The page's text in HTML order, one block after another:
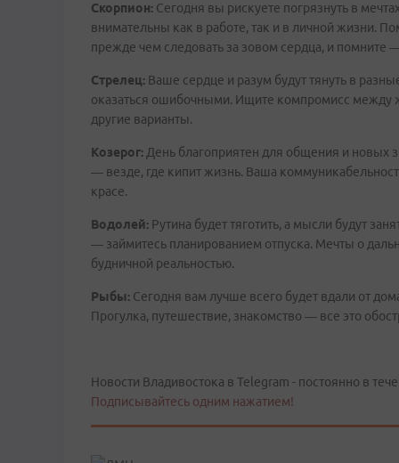
Скорпион: Сегодня вы рискуете погрязнуть в
внимательны как в работе, так и в личной жизни.
прежде чем следовать за зовом сердца, и помните
Стрелец: Ваше сердце и разум будут тянуть в
оказаться ошибочными. Ищите компромисс между
другие варианты.
Козерог: День благоприятен для общения и новых
— везде, где кипит жизнь. Ваша
красе.
Водолей: Рутина будет тяготить, а мысли будут
— займитесь планированием отпуска. Мечты о
будничной реальностью.
Рыбы: Сегодня вам лучше всего будет вдали от
Прогулка, путешествие, знакомство — все это
Новости Владивостока в Telegram - постоянно в
Подписывайтесь одним нажатием!